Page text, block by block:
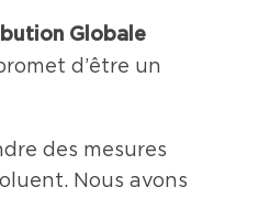
Globale
d’être un
des mesures
Nous avons